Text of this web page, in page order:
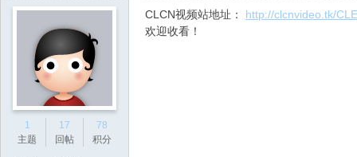
1
主题
17
回帖
78
积分
CLCN视频站地址： http://clcnvideo.tk/
欢迎收看！